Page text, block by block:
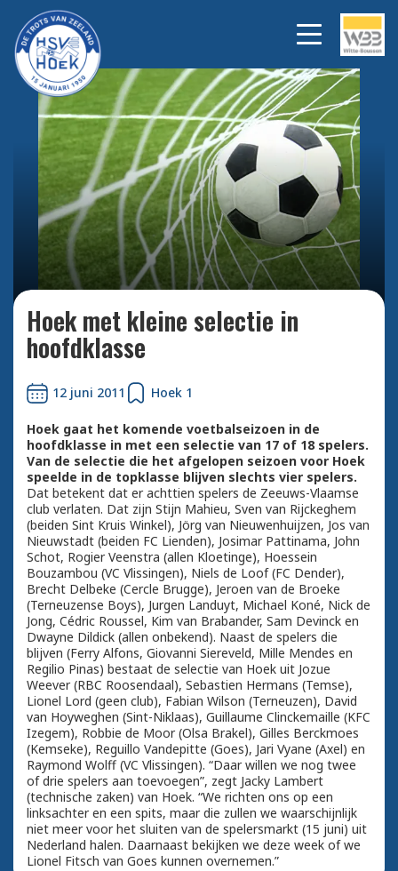
Bekijk alle foto's
Hoek met kleine selectie in
hoofdklasse
12 juni 2011 Hoek 1
Hoek gaat het komende voetbalseizoen in de
hoofdklasse in met een selectie van 17 of 18 spelers.
Van de selectie die het afgelopen seizoen voor Hoek
speelde in de topklasse blijven slechts vier spelers.
Dat betekent dat er achttien spelers de Zeeuws-Vlaamse
club verlaten. Dat zijn Stijn Mahieu, Sven van Rijckeghem
(beiden Sint Kruis Winkel), Jörg van Nieuwenhuijzen, Jos van
Nieuwstadt (beiden FC Lienden), Josimar Pattinama, John
Schot, Rogier Veenstra (allen Kloetinge), Hoessein
Bouzambou (VC Vlissingen), Niels de Loof (FC Dender),
Brecht Delbeke (Cercle Brugge), Jeroen van de Broeke
(Terneuzense Boys), Jurgen Landuyt, Michael Koné, Nick de
Jong, Cédric Roussel, Kim van Brabander, Sam Devinck en
Dwayne Dildick (allen onbekend). Naast de spelers die
blijven (Ferry Alfons, Giovanni Siereveld, Mille Mendes en
Regilio Pinas) bestaat de selectie van Hoek uit Jozue
Weever (RBC Roosendaal), Sebastien Hermans (Temse),
Lionel Lord (geen club), Fabian Wilson (Terneuzen), David
van Hoyweghen (Sint-Niklaas), Guillaume Clinckemaille (KFC
Izegem), Robbie de Moor (Olsa Brakel), Gilles Berckmoes
(Kemseke), Reguillo Vandepitte (Goes), Jari Vyane (Axel) en
Raymond Wolff (VC Vlissingen). “Daar willen we nog twee
of drie spelers aan toevoegen”, zegt Jacky Lambert
(technische zaken) van Hoek. “We richten ons op een
linksachter en een spits, maar die zullen we waarschijnlijk
niet meer voor het sluiten van de spelersmarkt (15 juni) uit
Nederland halen. Daarnaast bekijken we deze week of we
Lionel Fitsch van Goes kunnen overnemen.”